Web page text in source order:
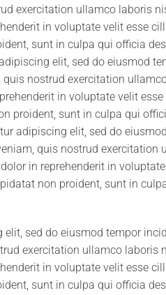
exercitation ullamco laboris
in voluptate velit esse
sunt in culpa qui officia
elit, sed do eiusmod
nostrud exercitation
in voluptate velit
proident, sunt in culpa qui
adipiscing elit, sed do
quis nostrud exercitation
in reprehenderit in
non proident, sunt in
sed do eiusmod tempor
exercitation ullamco laboris
in voluptate velit esse
sunt in culpa qui officia